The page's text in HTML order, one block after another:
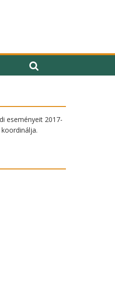
eseményeit 2017-